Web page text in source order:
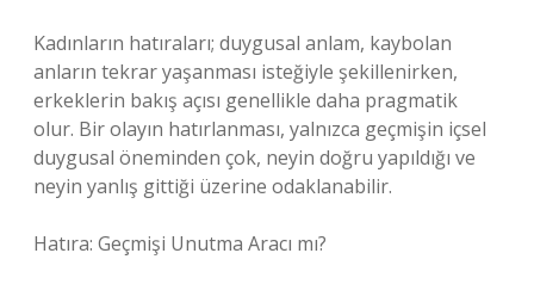
Kadınların hatıraları; duygusal anlam, kaybolan
anların tekrar yaşanması isteğiyle şekillenirken,
erkeklerin bakış açısı genellikle daha pragmatik
olur. Bir olayın hatırlanması, yalnızca geçmişin içsel
duygusal öneminden çok, neyin doğru yapıldığı ve
neyin yanlış gittiği üzerine odaklanabilir.
Hatıra: Geçmişi Unutma Aracı mı?